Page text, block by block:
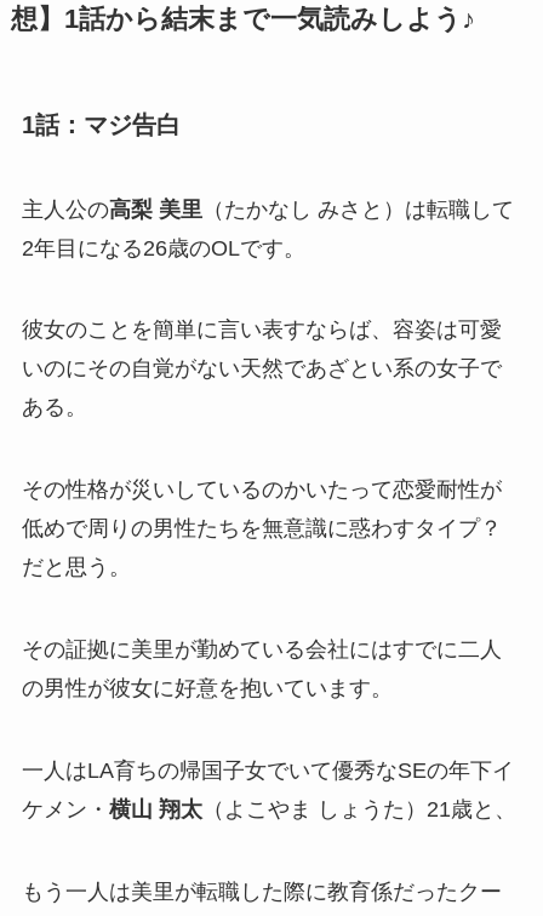
想】1話から結末まで一気読みしよう♪
1話：マジ告白
主人公の高梨 美里 （たかなし みさと）は転職して
2年目になる26歳のOLです。
彼女のことを簡単に言い表すならば、容姿は可愛
いのにその自覚がない天然であざとい系の女子で
ある。
その性格が災いしているのかいたって恋愛耐性が
低めで周りの男性たちを無意識に惑わすタイプ？
だと思う。
その証拠に美里が勤めている会社にはすでに二人
の男性が彼女に好意を抱いています。
一人はLA育ちの帰国子女でいて優秀なSEの年下イ
ケメン・ 横山 翔太（よこやま しょうた）21歳と、
もう一人は美里が転職した際に教育係だったクー